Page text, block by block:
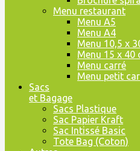
Menu restaurant
Menu A5
Menu A4
Menu 10,5 x
Menu 15 x 40
Menu carré
Menu petit
Sacs
et Bagage
Sacs Plastique
Sac Papier Kraft
Sac Intissé Basic
Tote Bag (Coton)